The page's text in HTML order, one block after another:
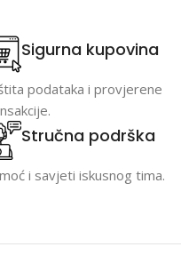
Sigurna kupovina
podataka i provjerene
Stručna podrška
i savjeti iskusnog tima.